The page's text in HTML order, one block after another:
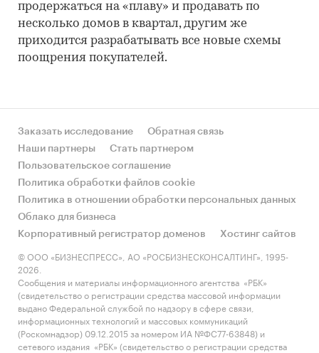
продержаться на «плаву» и продавать по
несколько домов в квартал, другим же
приходится разрабатывать все новые схемы
поощрения покупателей.
Заказать исследование
Обратная связь
Наши партнеры
Стать партнером
Пользовательское соглашение
Политика обработки файлов cookie
Политика в отношении обработки персональных данных
Облако для бизнеса
Корпоративный регистратор доменов
Хостинг сайтов
© ООО «БИЗНЕСПРЕСС», АО «РОСБИЗНЕСКОНСАЛТИНГ», 1995-
2026.
Сообщения и материалы информационного агентства «РБК»
(свидетельство о регистрации средства массовой информации
выдано Федеральной службой по надзору в сфере связи,
информационных технологий и массовых коммуникаций
(Роскомнадзор) 09.12.2015 за номером ИА №ФС77-63848) и
сетевого издания «РБК» (свидетельство о регистрации средства